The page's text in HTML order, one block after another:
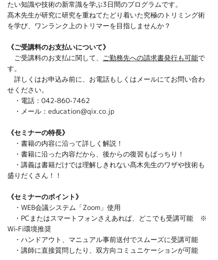
たい知識や技術の新常識を学ぶ3日間のプログラムです。
髙木先生が研究に研究を重ねてたどり着いた究極のトリミング術
を学び、ワンランク上のトリマーを目指しませんか？
《ご受講料のお支払いについて》
ご受講料のお支払に関して、
ご勤務先への請求書発行も可能で
す。
詳しくはお申込み前に、お電話もしくはメールにてお問い合わ
せください。
・電話：042-860-7462
・メール：education@qix.co.jp
《セミナーの特長》
・書籍の内容に沿って詳しく解説！
・書籍に沿った内容だから、後からの復習もばっちり！
・講義は書籍だけでは理解しきれない髙木先生のワザや技術も
盛りだくさん！！
《セミナーのポイント》
・WEB会議システム「Zoom」使用
・PCまたはスマートフォンさえあれば、どこでも受講可能 ※
Wi-Fi環境推奨
・ハンドアウト、マニュアル事前送付でスムーズに受講可能
・講師に直接質問したり、双方向コミュニケーションが可能